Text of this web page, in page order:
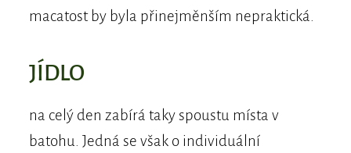
macatost by byla přinejměnším nepraktická.
JÍDLO
na celý den zabírá taky spoustu místa v
batohu. Jedná se však o individuální